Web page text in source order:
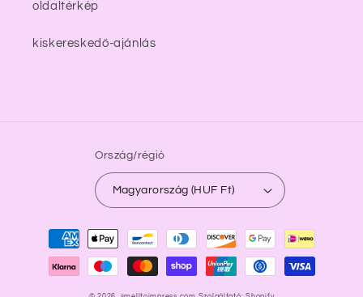
oldaltérkép
kiskereskedő-ajánlás
Ország/régió
Magyarország (HUF Ft)
Fizetési
módok